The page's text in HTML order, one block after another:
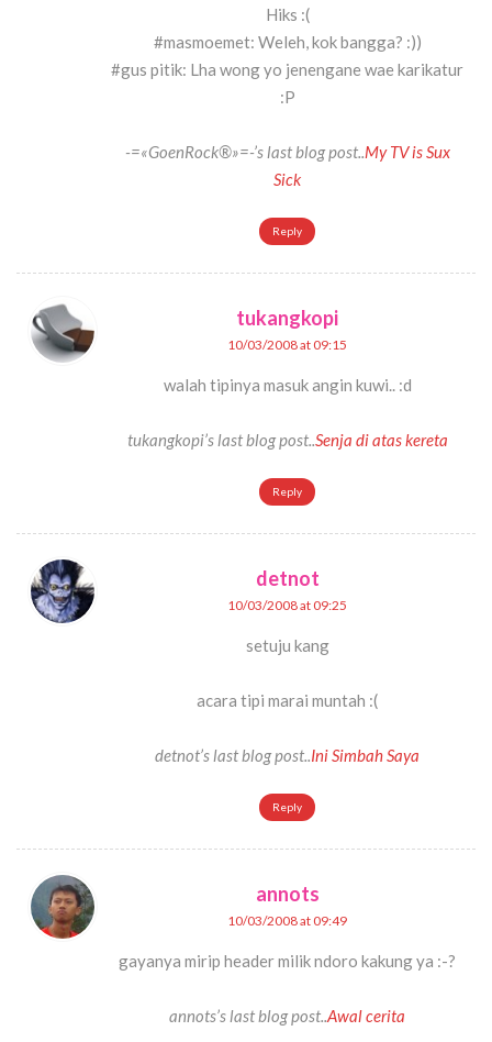
Hiks :(
#masmoemet: Weleh, kok bangga? :))
#gus pitik: Lha wong yo jenengane wae karikatur
:P
-=«GoenRock®»=-’s last blog post..My TV is Sux
Sick
Reply
tukangkopi
10/03/2008 at 09:15
walah tipinya masuk angin kuwi.. :d
tukangkopi’s last blog post..Senja di atas kereta
Reply
detnot
10/03/2008 at 09:25
setuju kang
acara tipi marai muntah :(
detnot’s last blog post..Ini Simbah Saya
Reply
annots
10/03/2008 at 09:49
gayanya mirip header milik ndoro kakung ya :-?
annots’s last blog post..Awal cerita